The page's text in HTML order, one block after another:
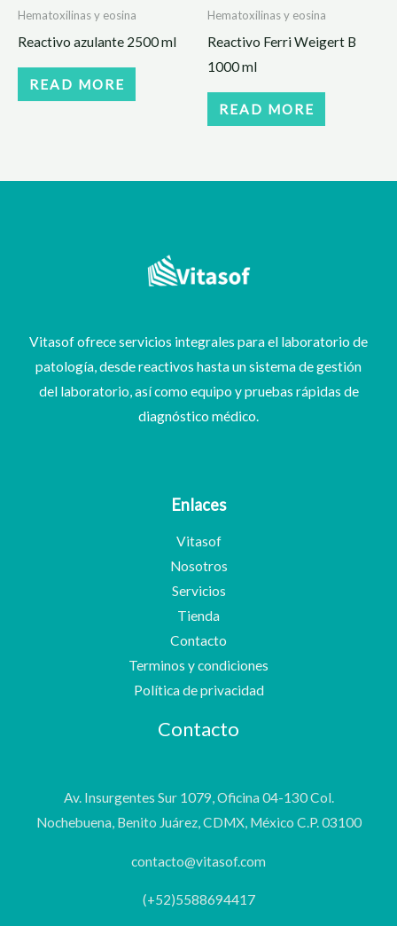
Hematoxilinas y eosina
Reactivo azulante 2500 ml
READ MORE
Hematoxilinas y eosina
Reactivo Ferri Weigert B
1000 ml
READ MORE
Vitasof ofrece servicios integrales para el laboratorio de
patología, desde reactivos hasta un sistema de gestión
del laboratorio, así como equipo y pruebas rápidas de
diagnóstico médico.
Enlaces
Vitasof
Nosotros
Servicios
Tienda
Contacto
Terminos y condiciones
Política de privacidad
Contacto
Av. Insurgentes Sur 1079, Oficina 04-130 Col.
Nochebuena, Benito Juárez, CDMX, México C.P. 03100
contacto@vitasof.com
(+52)5588694417